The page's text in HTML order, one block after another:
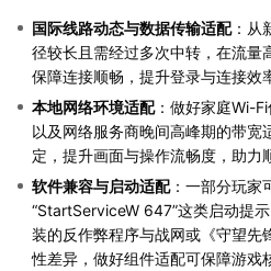
国际线路动态与数据传输适配：从
径较长且需经过多次中转，在流量
保障连接顺畅，提升登录与连接效
本地网络环境适配：做好家庭Wi-Fi
以及网络服务商晚间高峰期的带宽
定，提升画面与操作流畅度，助力
软件兼容与启动适配：一部分玩家
“StartServiceW 647”这类启动提
装的反作弊程序与战网或《守望先
性差异，做好组件适配可保障游戏